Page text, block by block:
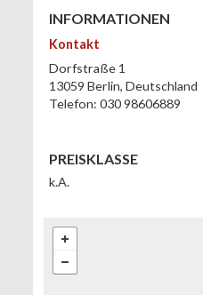
INFORMATIONEN
Kontakt
Dorfstraße 1
13059 Berlin, Deutschland
Telefon: 030 98606889
PREISKLASSE
k.A.